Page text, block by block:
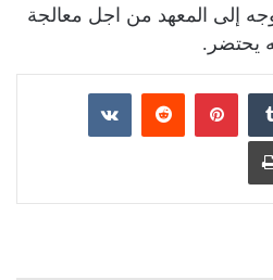
إلى المعهد من اجل معالجة
يحتضر.
بينتيريست
طباعة